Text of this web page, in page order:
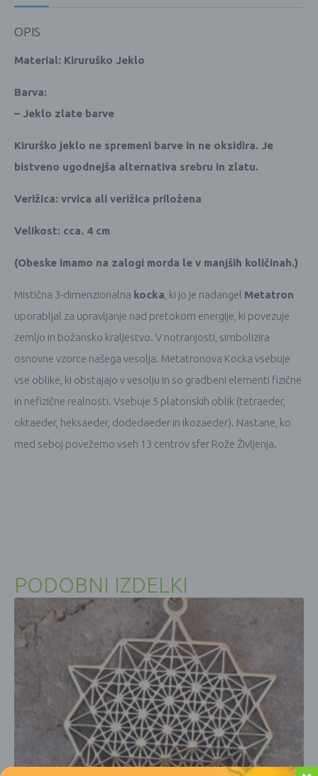
OPIS
Material: Kiruruško Jeklo
Barva:
– Jeklo zlate barve
Kirurško jeklo ne spremeni barve in ne oksidira. Je
bistveno ugodnejša alternativa srebru in zlatu.
Verižica: vrvica ali verižica priložena
Velikost: cca. 4 cm
(Obeske imamo na zalogi morda le v manjših količinah.)
Mistična 3-dimenzionalna kocka , ki jo je nadangel Metatron
uporabljal za upravljanje nad pretokom energije, ki povezuje
zemljo in božansko kraljestvo. V notranjosti, simbolizira
osnovne vzorce našega vesolja. Metatronova Kocka vsebuje
vse oblike, ki obstajajo v vesolju in so gradbeni elementi fizične
in nefizične realnosti. Vsebuje 5 platonskih oblik (tetraeder,
oktaeder, heksaeder, dodedaeder in ikozaeder). Nastane, ko
med seboj povežemo vseh 13 centrov sfer Rože Življenja.
PODOBNI IZDELKI